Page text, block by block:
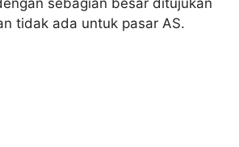
tidak ada untuk pasar AS.